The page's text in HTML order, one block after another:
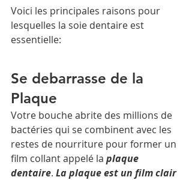
Voici les principales raisons pour
lesquelles la soie dentaire est
essentielle:
Se debarrasse de la
Plaque
Votre bouche abrite des millions de
bactéries qui se combinent avec les
restes de nourriture pour former un
film collant appelé la plaque
dentaire. La plaque est un film clair